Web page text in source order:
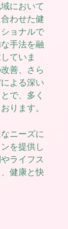
において
わせた健
ョナルで
手法を融
ていま
善、さら
よる深い
で、多く
ります。
ニーズに
を提供し
ライフス
健康と快